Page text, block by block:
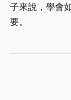
子來說，學會
要。